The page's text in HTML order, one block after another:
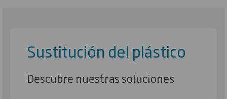
Sustitución del plástico
Descubre nuestras soluciones